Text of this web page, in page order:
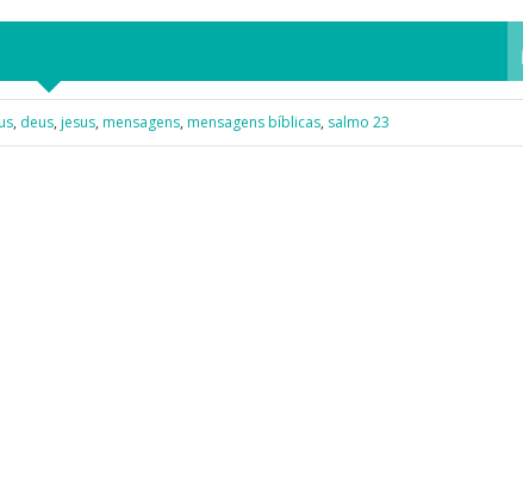
, deus, jesus, mensagens, mensagens bíblicas, salmo 23